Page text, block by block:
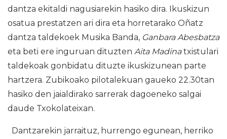
dantza ekitaldi nagusiarekin hasiko dira. Ikuskizun
osatua prestatzen ari dira eta horretarako Oñatz
dantza taldekoek Musika Banda, Ganbara Abesbatza
eta beti ere inguruan dituzten Aita Madinatxistulari
taldekoak gonbidatu dituzte ikuskizunean parte
hartzera. Zubikoako pilotalekuan gaueko 22.30tan
hasiko den jaialdirako sarrerak dagoeneko salgai
daude Txokolateixan.
Dantzarekin jarraituz, hurrengo egunean, herriko